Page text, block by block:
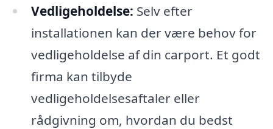
Vedligeholdelse: Selv efter
installationen kan der være behov for
vedligeholdelse af din carport. Et godt
firma kan tilbyde
vedligeholdelsesaftaler eller
rådgivning om, hvordan du bedst